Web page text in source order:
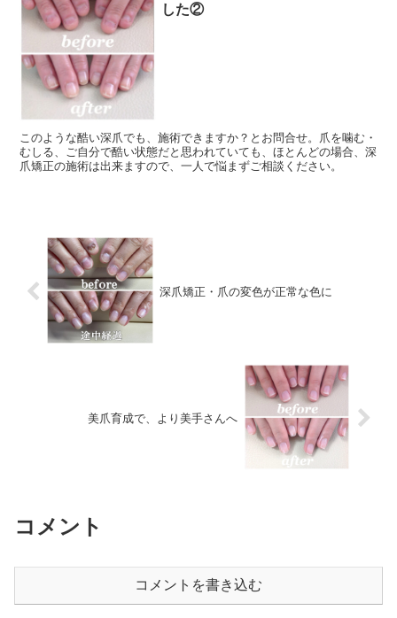
した②
このような酷い深爪でも、施術できますか？とお問合せ。爪を噛む・
むしる、ご自分で酷い状態だと思われていても、ほとんどの場合、深
爪矯正の施術は出来ますので、一人で悩まずご相談ください。
深爪矯正・爪の変色が正常な色に
美爪育成で、より美手さんへ
コメント
コメントを書き込む